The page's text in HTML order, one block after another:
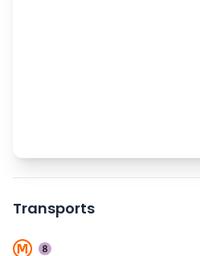
Transports